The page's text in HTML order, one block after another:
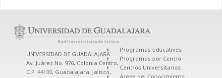
UNIVERSIDAD DE GUADALAJARA
Av. Juárez No. 976, Colonia Centro,
C.P. 44100, Guadalajara, Jalisco,
Programas educativos
Programas por Centro
Centros Universitarios
Áreas del Conocimiento